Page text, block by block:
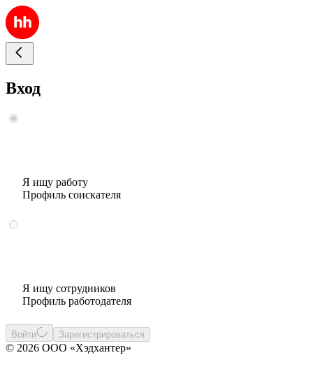
Вход
Я ищу работу
Профиль соискателя
Я ищу сотрудников
Профиль работодателя
Войти Зарегистрироваться
© 2026 ООО «Хэдхантер»